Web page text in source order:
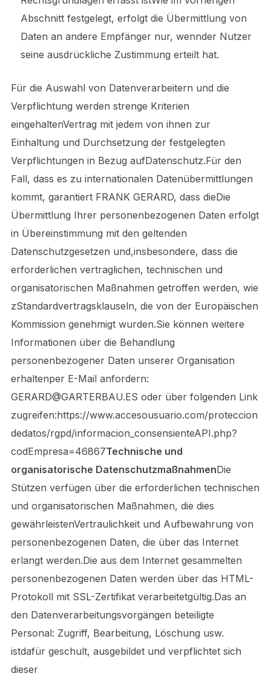
Abschnitt festgelegt, erfolgt die Übermittlung von
Daten an andere Empfänger nur, wennder Nutzer
seine ausdrückliche Zustimmung erteilt hat.
Für die Auswahl von Datenverarbeitern und die
Verpflichtung werden strenge Kriterien
eingehaltenVertrag mit jedem von ihnen zur
Einhaltung und Durchsetzung der festgelegten
Verpflichtungen in Bezug aufDatenschutz.Für den
Fall, dass es zu internationalen Datenübermittlungen
kommt, garantiert FRANK GERARD, dass dieDie
Übermittlung Ihrer personenbezogenen Daten erfolgt
in Übereinstimmung mit den geltenden
Datenschutzgesetzen und,insbesondere, dass die
erforderlichen vertraglichen, technischen und
organisatorischen Maßnahmen getroffen werden, wie
zStandardvertragsklauseln, die von der Europäischen
Kommission genehmigt wurden.Sie können weitere
Informationen über die Behandlung
personenbezogener Daten unserer Organisation
erhaltenper E-Mail anfordern:
GERARD@GARTERBAU.ES oder über folgenden Link
zugreifen:https://www.accesousuario.com/proteccion
dedatos/rgpd/informacion_consensienteAPI.php?
codEmpresa=46867Technische und
organisatorische DatenschutzmaßnahmenDie
Stützen verfügen über die erforderlichen technischen
und organisatorischen Maßnahmen, die dies
gewährleistenVertraulichkeit und Aufbewahrung von
personenbezogenen Daten, die über das Internet
erlangt werden.Die aus dem Internet gesammelten
personenbezogenen Daten werden über das HTML-
Protokoll mit SSL-Zertifikat verarbeitetgültig.Das an
den Datenverarbeitungsvorgängen beteiligte
Personal: Zugriff, Bearbeitung, Löschung usw.
istdafür geschult, ausgebildet und verpflichtet sich
dieser